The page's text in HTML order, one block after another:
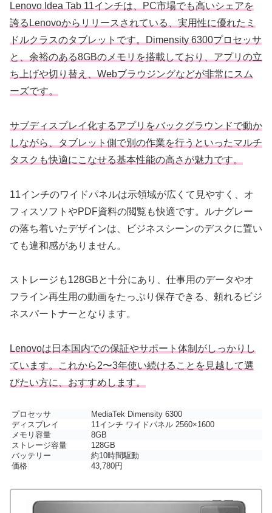
Lenovo Idea Tab 11インチは、PC市場でも高いシェアを
誇るLenovoからリリースされている、実用性に優れたミ
ドルクラスのタブレットです。Dimensity 6300プロセッサ
と、余裕のある8GBのメモリを搭載しており、アプリの立
ち上げや切り替え、Webブラウジングなどが非常にスム
ーズです。
サブディスプレイ化するアプリをバックグラウンドで動か
しながら、タブレット側で別の作業を行うといったマルチ
タスクも快適にこなせる基本性能の高さが魅力です。
11インチのワイドパネルは示領域が広くて見やすく、オ
フィスソフトやPDF資料の閲覧も快適です。ルナグレー
の落ち着いたデザインは、ビジネスシーンのデスクに置い
ても違和感がありません。
ストレージも128GBと十分にあり、仕事用のデータやオ
フライン再生用の動画をたっぷり保存できる、頼れるビジ
ネスパートナーとなります。
Lenovoは日本国内での保証やサポート体制がしっかりし
ています。これから2〜3年使い続けることを見越して選
びたい方に、おすすめします。
プロセッサ
MediaTek Dimensity 6300
ディスプレイ
11インチ ワイドパネル 2560×1600
メモリ容量
8GB
ストレージ容量
128GB
バッテリー
約10時間駆動
価格
43,780円